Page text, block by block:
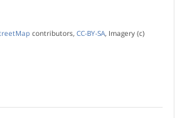
contributors, CC-BY-SA, Imagery (c)